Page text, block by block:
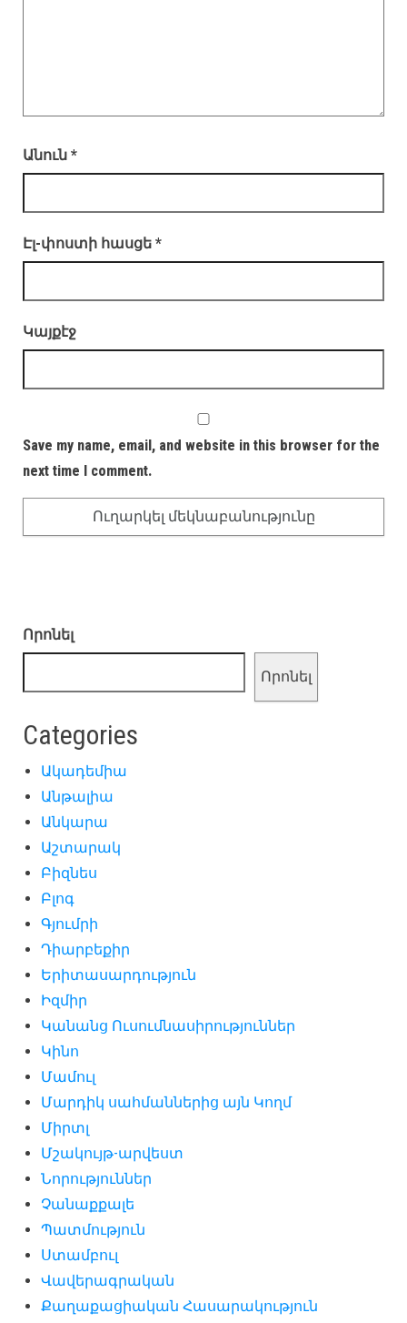
Անուն *
Էլ-փոստի հասցե *
Կայքէջ
Save my name, email, and website in this browser for the
next time I comment.
Որոնել
Որոնել
Categories
Ակադեմիա
Անթալիա
Անկարա
Աշտարակ
Բիզնես
Բլոգ
Գյումրի
Դիարբեքիր
Երիտասարդություն
Իզմիր
Կանանց Ուսումնասիրություններ
Կինո
Մամուլ
Մարդիկ սահմաններից այն Կողմ
Միրտլ
Մշակույթ-արվեստ
Նորություններ
Չանաքքալե
Պատմություն
Ստամբուլ
Վավերագրական
Քաղաքացիական Հասարակություն